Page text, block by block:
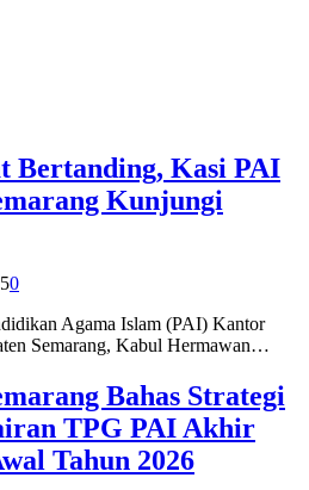
Bertanding, Kasi PAI
Kunjungi
0
Agama Islam (PAI) Kantor
Semarang, Kabul Hermawan…
Bahas Strategi
TPG PAI Akhir
Tahun 2026